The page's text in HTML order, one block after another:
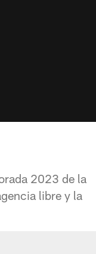
2023 de la
libre y la